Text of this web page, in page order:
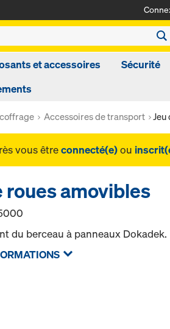
et accessoires
Sécurité
Accessoires de transport Jeu
vous êtreconnecté(e)ou
roues amovibles
du berceau à panneaux Dokadek.